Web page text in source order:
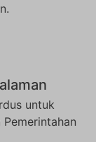
untuk